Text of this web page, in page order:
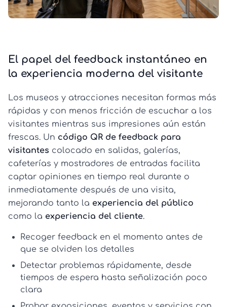
El papel del feedback instantáneo en
la experiencia moderna del visitante
Los museos y atracciones necesitan formas más
rápidas y con menos fricción de escuchar a los
visitantes mientras sus impresiones aún están
frescas. Un código QR de feedback para
visitantes colocado en salidas, galerías,
cafeterías y mostradores de entradas facilita
captar opiniones en tiempo real durante o
inmediatamente después de una visita,
mejorando tanto la experiencia del público
como la experiencia del cliente.
Recoger feedback en el momento antes de
que se olviden los detalles
Detectar problemas rápidamente, desde
tiempos de espera hasta señalización poco
clara